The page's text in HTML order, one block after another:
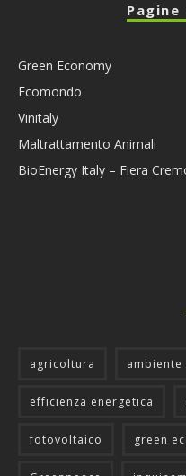
Green Economy
Ecomondo
Vinitaly
Maltrattamento Animali
BioEnergy Italy – Fiera
agricoltura ambiente
efficienza energetica
fotovoltaico green